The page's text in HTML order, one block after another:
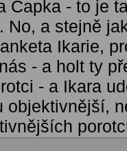
Čapka - to je
No, a stejně
Ikarie,
- a holt ty
- a Ikara
objektivnější,